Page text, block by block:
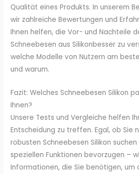
Qualität eines Produkts. In unserem
wir zahlreiche Bewertungen und
Ihnen helfen, die Vor- und Nachteile
Schneebesen aus Silikonbesser zu
welche Modelle von Nutzern am
und warum.
Fazit: Welches Schneebesen Silikon
Ihnen?
Unsere Tests und Vergleiche helfen
Entscheidung zu treffen. Egal, ob Sie
robusten Schneebesen Silikon
speziellen Funktionen bevorzugen –
Informationen, die Sie benötigen, um